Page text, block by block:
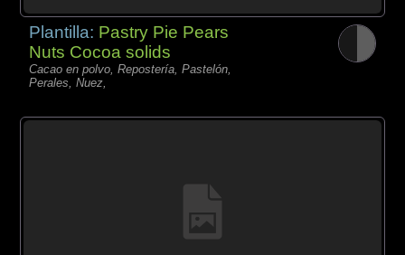
Plantilla: Pastry Pie Pears
Nuts Cocoa solids
Cacao en polvo, Repostería, Pastelón,
Perales, Nuez,